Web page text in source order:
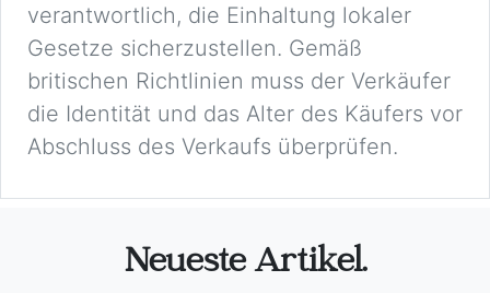
verantwortlich, die Einhaltung lokaler
Gesetze sicherzustellen. Gemäß
britischen Richtlinien muss der Verkäufer
die Identität und das Alter des Käufers vor
Abschluss des Verkaufs überprüfen.
Neueste Artikel.